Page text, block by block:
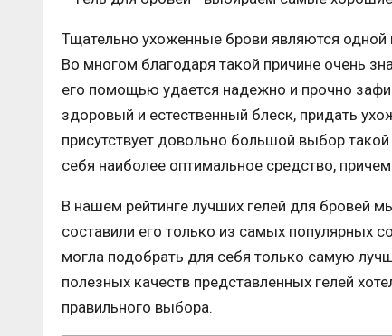
Тщательно ухоженные брови являются
Во многом благодаря такой причине очень
его помощью удается надежно и прочно
здоровый и естественный блеск, придать
присутствует довольно большой выбор
себя наиболее оптимальное средство,
В нашем рейтинге лучших гелей для бровей
составили его только из самых популярных
могла подобрать для себя только самую
полезных качеств представленных гелей
правильного выбора.